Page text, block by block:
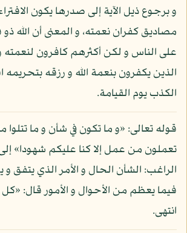
و برجوع ذيل الآية إلى صدرها يكون
مصاديق كفران نعمته، و المعنى أن الله
على الناس و لكن أكثرهم كافرون
الذين يكفرون بنعمة الله و رزقه بتحريمه
الكذب يوم القيامة.
قوله تعالى: «و ما تكون في شأن و ما تتلوا
تعملون من عمل إلا كنا عليكم شهودا» إلى
الراغب: الشأن الحال و الأمر الذي يتفق و
فيما يعظم من الأحوال و الأمور قال:
انتهى.